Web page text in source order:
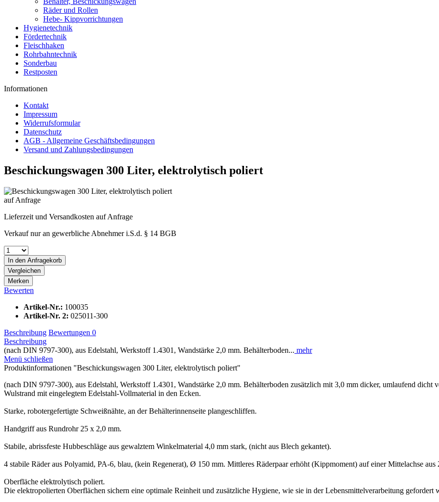
Räder und Rollen
Hebe- Kippvorrichtungen
Hygienetechnik
Fördertechnik
Fleischhaken
Rohrbahntechnik
Sonderbau
Restposten
Informationen
Kontakt
Impressum
Widerrufsformular
Datenschutz
AGB - Allgemeine Geschäftsbedingungen
Versand und Zahlungsbedingungen
Beschickungswagen 300 Liter, elektrolytisch poliert
auf Anfrage
Lieferzeit und Versandkosten auf Anfrage
Verkauf nur an gewerbliche Abnehmer i.S.d. § 14 BGB
In den Anfragekorb
Vergleichen
Merken
Bewerten
Artikel-Nr.: 100035
Artikel-Nr. 2: 025011-300
Beschreibung Bewertungen 0
Beschreibung
(nach DIN 9797-300), aus Edelstahl, Werkstoff 1.4301, Wandstärke 2,0 mm. Behälterboden... mehr
Menü schließen
Produktinformationen "Beschickungswagen 300 Liter, elektrolytisch poliert"
(nach DIN 9797-300), aus Edelstahl, Werkstoff 1.4301, Wandstärke 2,0 mm. Behälterboden zusätzlich mit 3,0 mm dicker, umlaufend dicht
Wulstrand mit eingelegtem Edelstahl-Vollmaterial in den Ecken.
Starke, robotergefertigte Schweißnähte, an der Behälterinnenseite plangeschliffen.
Handgriff aus Rundrohr 25 x 2,0 mm.
Stabile, abrissfeste Hubbeschläge aus gewalztem Winkelmaterial 4,0 mm stark, (nicht aus Blech gekantet).
4 stabile Räder aus Polyamid, PA-6, blau, (kein Regenerat), Ø 150 mm. Mittleres Räderpaar erhöht (Kippmoment) auf einer Mittelachse
Oberfläche elektrolytisch poliert.
Die elektropolierten Oberflächen sichern eine optimale Reinheit und zusätzliche Hygiene, wie sie in der Lebensmittelverarbeitung gefordert